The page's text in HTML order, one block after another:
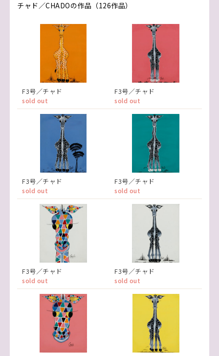
チャド／CHADOの作品（126作品）
F3号／チャド
sold out
F3号／チャド
sold out
F3号／チャド
sold out
F3号／チャド
sold out
F3号／チャド
sold out
F3号／チャド
sold out